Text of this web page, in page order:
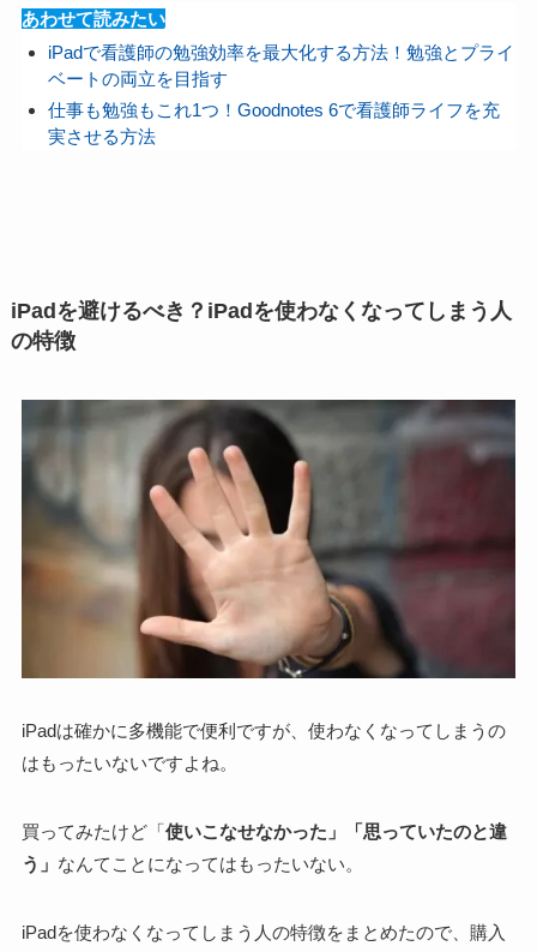
あわせて読みたい
iPadで看護師の勉強効率を最大化する方法！勉強とプライ
ベートの両立を目指す
仕事も勉強もこれ1つ！Goodnotes 6で看護師ライフを充
実させる方法
iPadを避けるべき？iPadを使わなくなってしまう人
の特徴
iPadは確かに多機能で便利ですが、使わなくなってしまうの
はもったいないですよね。
買ってみたけど「使いこなせなかった」「思っていたのと違
う」 なんてことになってはもったいない。
iPadを使わなくなってしまう人の特徴をまとめたので、購入